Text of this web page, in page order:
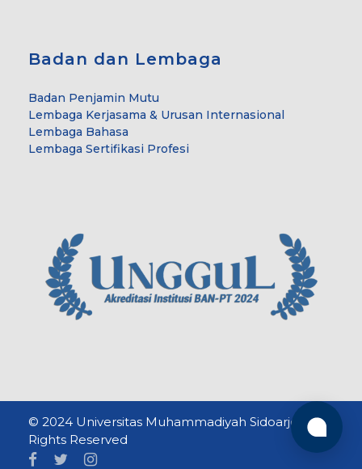
Badan dan Lembaga
Badan Penjamin Mutu
Lembaga Kerjasama & Urusan Internasional
Lembaga Bahasa
Lembaga Sertifikasi Profesi
© 2024 Universitas Muhammadiyah Sidoarjo. All
Rights Reserved